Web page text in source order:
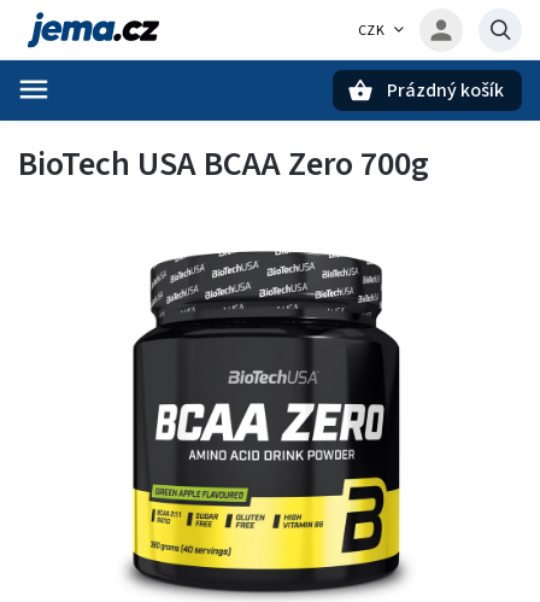
CZK
Prázdný košík
BioTech USA BCAA Zero 700g